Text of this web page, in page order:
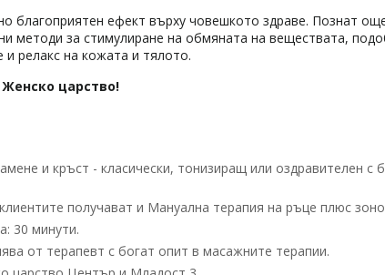
благоприятен ефект върху човешкото здраве. Познат
методи за стимулиране на обмяната на веществата,
и релакс на кожата и тялото.
царство!
и кръст - класически, тонизиращ или оздравителен с
получават и Мануална терапия на ръце плюс
30 минути.
от терапевт с богат опит в масажните терапии.